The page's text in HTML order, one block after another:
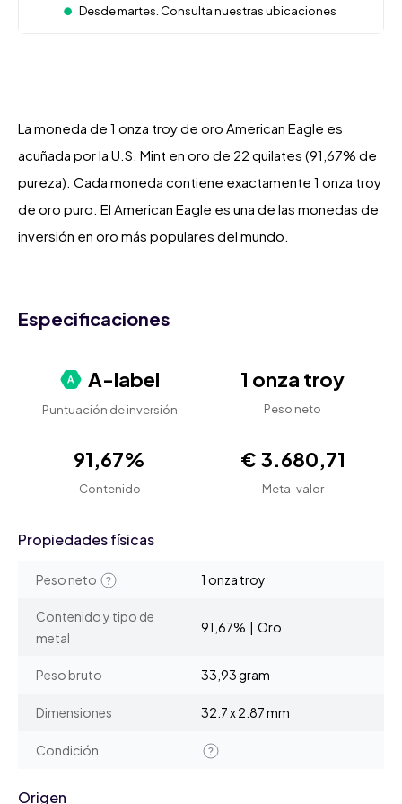
Desde martes. Consulta nuestras ubicaciones
La moneda de 1 onza troy de oro American Eagle es
acuñada por la U.S. Mint en oro de 22 quilates (91,67% de
pureza). Cada moneda contiene exactamente 1 onza troy
de oro puro. El American Eagle es una de las monedas de
inversión en oro más populares del mundo.
Especificaciones
A-label
Puntuación de inversión
1 onza troy
Peso neto
91,67%
Contenido
€ 3.680,71
Meta-valor
Propiedades físicas
Peso neto 1 onza troy
Contenido y tipo de
metal
91,67% | Oro
Peso bruto 33,93 gram
Dimensiones 32.7 x 2.87 mm
Condición
Origen